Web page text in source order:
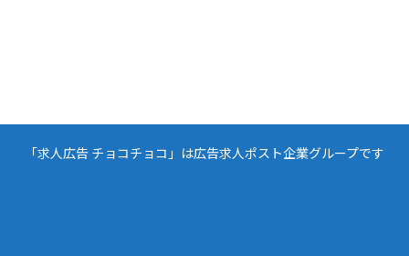
「求人広告 チョコチョコ」は広告求人ポスト企業グループです